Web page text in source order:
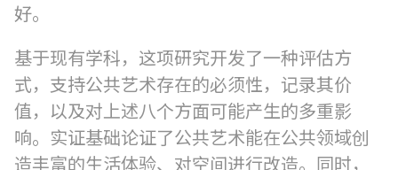
好。
基于现有学科，这项研究开发了一种评估方
式，支持公共艺术存在的必须性，记录其价
值，以及对上述八个方面可能产生的多重影
响。实证基础论证了公共艺术能在公共领域创
造丰富的生活体验、对空间进行改造。同时，